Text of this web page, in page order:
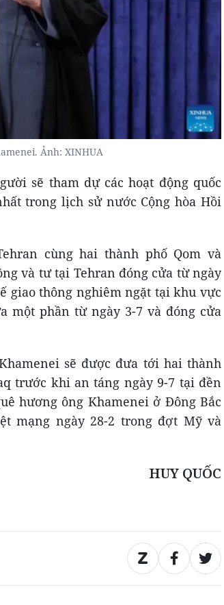
Ảnh: XINHUA
sẽ tham dự các hoạt động quốc
trong lịch sử nước Cộng hòa Hồi
cùng hai thành phố Qom và
và tư tại Tehran đóng cửa từ ngày
giao thông nghiêm ngặt tại khu vực
một phần từ ngày 3-7 và đóng cửa
sẽ được đưa tới hai thành
trước khi an táng ngày 9-7 tại đền
hương ông Khamenei ở Đông Bắc
mạng ngày 28-2 trong đợt Mỹ và
HUY QUỐC